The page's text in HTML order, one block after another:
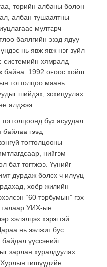
төрийн албаны болон
албан тушаалтны
мултарч
баялгийн эзэд ядуу
нь явж явж нэг зүйл
системийн хямралд
байна. 1992 оноос хойш
тогтолцоо маань
шийдэх, зохицуулах
алджээ.
бүх асуудал
гээд
тогтолцооны
нийгэм
бат тогтжээ. Үүнийг
дурдаж болох ч илүүц
хоёр жилийн
“60 тэрбумын” гэх
талаар УИХ-ын
хэлэлцэх хэрэгтэй
нь ээлжит бус
үүссэнийг
зарлан хуралдуулах
гишүүдийн